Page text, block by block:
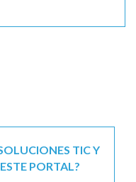
TIC Y
PORTAL?